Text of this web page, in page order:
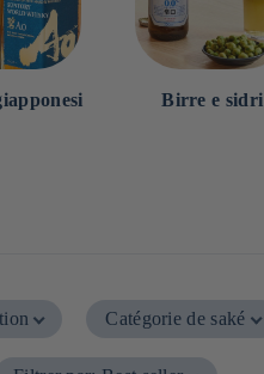
Birre e sidri
Catégorie de saké